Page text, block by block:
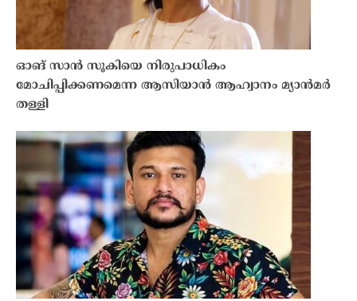
ഓങ് സാൻ സൂകിയെ നിരുപാധികം
മോചിപ്പിക്കണമെന്ന ആസിയാൻ ആഹ്വാനം മ്യാൻമർ
തള്ളി